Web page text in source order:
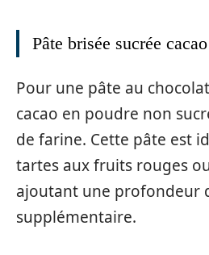
Pâte brisée sucrée cacao
Pour une pâte au
cacao en poudre non
de farine. Cette pâte est
tartes aux fruits rouges
ajoutant une profondeur
supplémentaire.